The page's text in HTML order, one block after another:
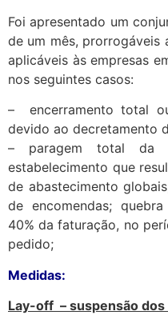
Foi apresentado ​um
de um mês, prorrogáveis
aplicáveis às empresas
nos seguintes casos:
– encerramento total
devido ao decretamento
– paragem total da
estabelecimento ​que
de abastecimento
de encomendas;
40% da faturação, ​no
pedido;
Medidas:
Lay-off ​ – suspensão